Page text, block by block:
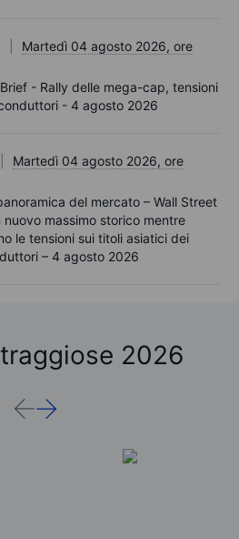
Martedì 04 agosto 2026, ore
- Rally delle mega-cap, tensioni
- 4 agosto 2026
Martedì 04 agosto 2026, ore
del mercato – Wall Street
nuovo massimo storico mentre
le tensioni sui titoli asiatici dei
– 4 agosto 2026
2026